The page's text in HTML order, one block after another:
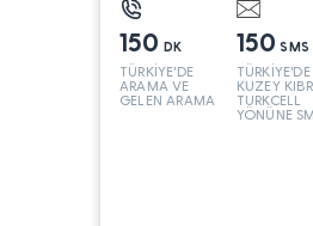
150 DK
TÜRKİYE'DE
ARAMA VE
GELEN ARAMA
150 SMS
TÜRKİYE'DE
KUZEY
TURKCELL
YÖNÜNE